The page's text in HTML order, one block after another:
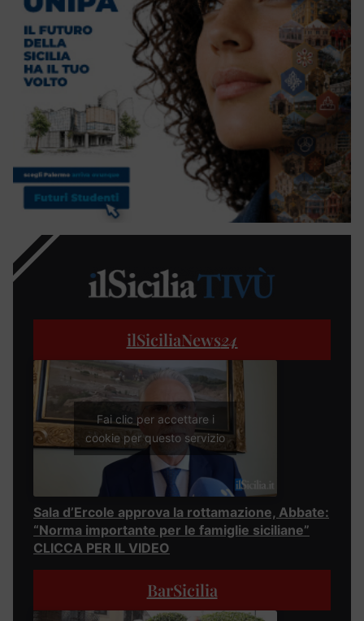
ilSiciliaNews24
Fai clic per accettare i
cookie per questo servizio
Sala d’Ercole approva la rottamazione, Abbate:
“Norma importante per le famiglie siciliane”
CLICCA PER IL VIDEO
BarSicilia